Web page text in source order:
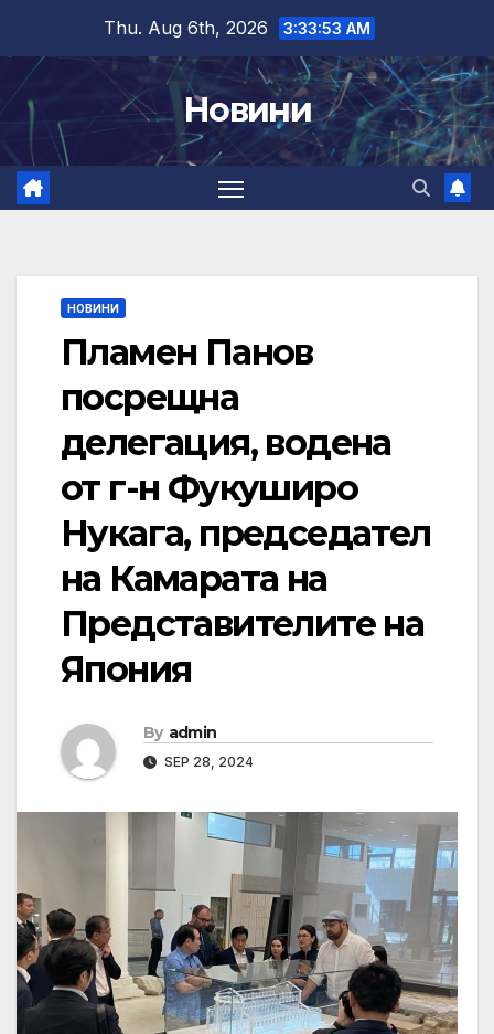
content
Thu. Aug 6th, 2026 3:33:54 AM
Новини
НОВИНИ
Пламен Панов
посрещна
делегация, водена
от г-н Фукуширо
Нукага, председател
на Камарата на
Представителите на
Япония
By admin
SEP 28, 2024